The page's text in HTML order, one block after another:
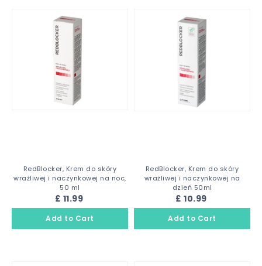
RedBlocker, Krem do skóry
wrażliwej i naczynkowej na noc,
50 ml
£ 11.99
RedBlocker, Krem do skóry
wrażliwej i naczynkowej na
dzień 50ml
£ 10.99